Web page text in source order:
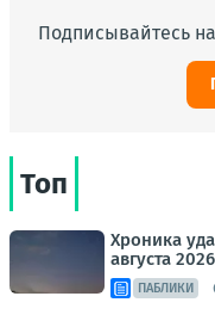
Подписывайтесь
Топ
Хроника
августа
ПАБЛИКИ